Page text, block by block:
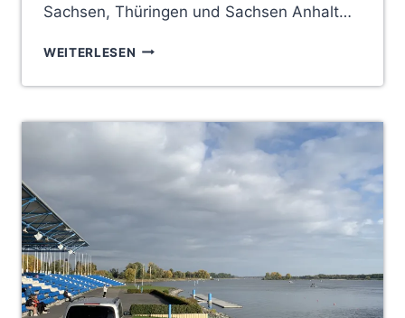
Sachsen, Thüringen und Sachsen Anhalt…
WEITERLESEN ERFOLGREICHER
2023